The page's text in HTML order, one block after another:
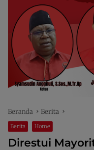
Beranda Berita
Berita Home
Direstui